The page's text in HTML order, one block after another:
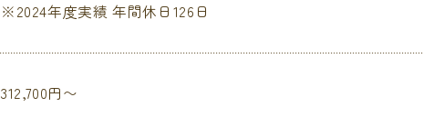
※2024年度実績 年間休日126日
312,700円〜